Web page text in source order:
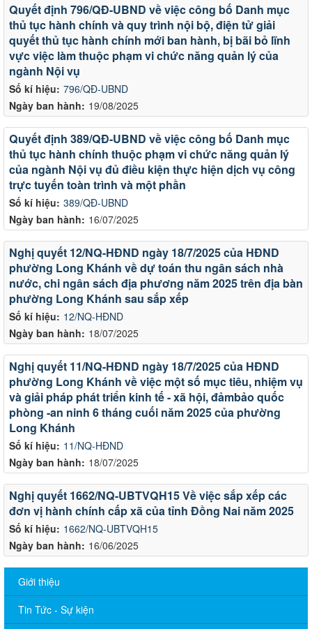
Số kí hiệu: 796/QĐ-UBND
Ngày ban hành: 19/08/2025
Quyết định 796/QĐ-UBND về việc công bố Danh mục
thủ tục hành chính và quy trình nội bộ, điện tử giải
quyết thủ tục hành chính mới ban hành, bị bãi bỏ lĩnh
vực việc làm thuộc phạm vi chức năng quản lý của
ngành Nội vụ
Số kí hiệu: 389/QĐ-UBND
Ngày ban hành: 16/07/2025
Quyết định 389/QĐ-UBND về việc công bố Danh mục
thủ tục hành chính thuộc phạm vi chức năng quản lý
của ngành Nội vụ đủ điều kiện thực hiện dịch vụ công
trực tuyến toàn trình và một phần
Số kí hiệu: 12/NQ-HĐND
Ngày ban hành: 18/07/2025
Nghị quyết 12/NQ-HĐND ngày 18/7/2025 của HĐND
phường Long Khánh về dự toán thu ngân sách nhà
nước, chi ngân sách địa phương năm 2025 trên địa bàn
phường Long Khánh sau sắp xếp
Số kí hiệu: 11/NQ-HĐND
Ngày ban hành: 18/07/2025
Nghị quyết 11/NQ-HĐND ngày 18/7/2025 của HĐND
phường Long Khánh về việc một số mục tiêu, nhiệm vụ
và giải pháp phát triển kinh tế - xã hội, đảmbảo quốc
phòng -an ninh 6 tháng cuối năm 2025 của phường
Long Khánh
Số kí hiệu: 1662/NQ-UBTVQH15
Ngày ban hành: 16/06/2025
Nghị quyết 1662/NQ-UBTVQH15 Về việc sắp xếp các
đơn vị hành chính cấp xã của tỉnh Đồng Nai năm 2025
Giới thiệu
Tin Tức - Sự kiện